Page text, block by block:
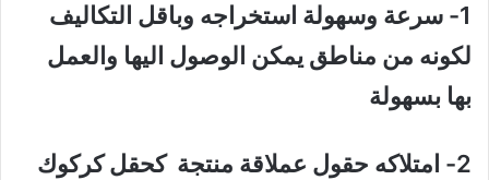
1- سرعة وسهولة استخراجه وباقل التكاليف
لكونه من مناطق يمكن الوصول اليها والعمل
بها بسهولة
2- امتلاكه حقول عملاقة منتجة كحقل كركوك